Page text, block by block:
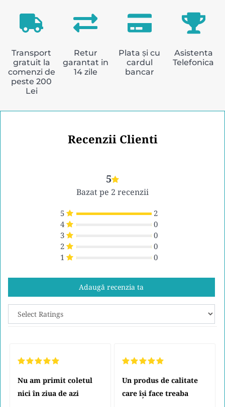
Transport
gratuit la
comenzi de
peste 200
Lei
Retur
garantat in
14 zile
Plata și cu
cardul
bancar
Asistenta
Telefonica
Recenzii Clienti
5
Bazat pe 2 recenzii
5
2
4
0
3
0
2
0
1
0
Adaugă recenzia ta
Nu am primit coletul
nici în ziua de azi
Un produs de calitate
care își face treaba